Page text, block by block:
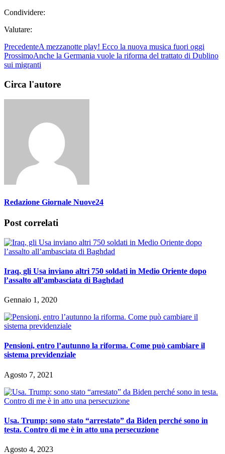
Condividere:
Valutare:
PrecedenteA mezzanotte play! Ecco la nuova musica fuori oggi
ProssimoAnche la Germania vuole la riforma del trattato di Dublino
sui migranti
Circa l'autore
Redazione Giornale Nuove24
Post correlati
Iraq, gli Usa inviano altri 750 soldati in Medio Oriente dopo
l’assalto all’ambasciata di Baghdad
Gennaio 1, 2020
Pensioni, entro l’autunno la riforma. Come può cambiare il
sistema previdenziale
Agosto 7, 2021
Usa. Trump: sono stato “arrestato” da Biden perché sono in
testa. Contro di me è in atto una persecuzione
Agosto 4, 2023